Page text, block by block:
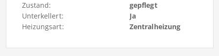
Zustand:
gepflegt
Unterkellert:
Ja
Heizungsart:
Zentralheizung